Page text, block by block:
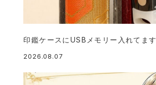
印鑑ケースにUSBメモリー入れてます
2026.08.07